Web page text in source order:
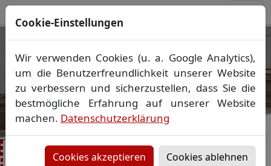
Ihr Vermessungsbüro in
Mecklenburg-Vorpommern
Wir vermessen Ihr Grundstück
Lageplan Absteckung▪Bauvermessung ▪
Gebäudeeinmessung
Grenzfeststellung▪Amtliche Auskünfte und
Vorheriges Bild
Cookie-Einstellungen
Wir verwenden Cookies (u. a. Google Analytics),
um die Benutzerfreundlichkeit unserer Website
zu verbessern und sicherzustellen, dass Sie die
bestmögliche Erfahrung auf unserer Website
machen. Datenschutzerklärung
Cookies akzeptieren Cookies ablehnen